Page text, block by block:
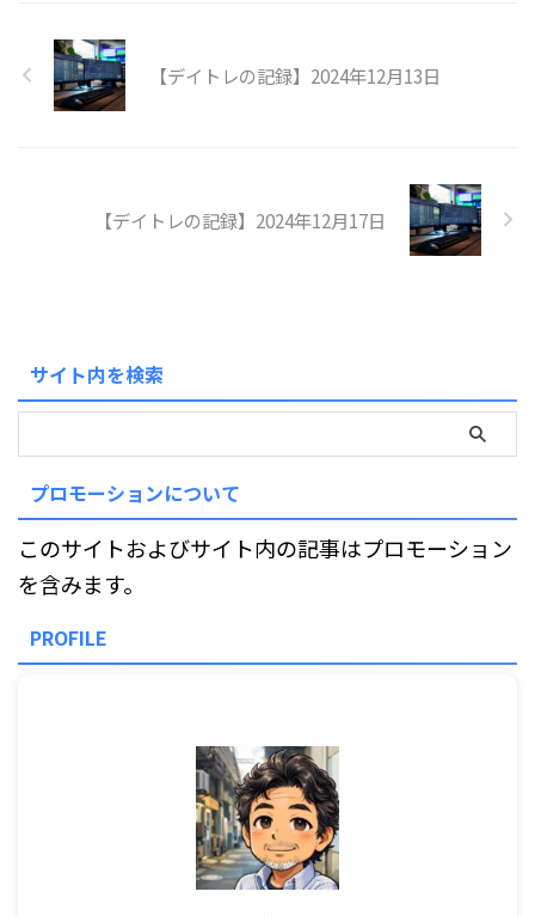
【デイトレの記録】2024年12月13日
【デイトレの記録】2024年12月17日
サイト内を検索
プロモーションについて
このサイトおよびサイト内の記事はプロモーション
を含みます。
PROFILE